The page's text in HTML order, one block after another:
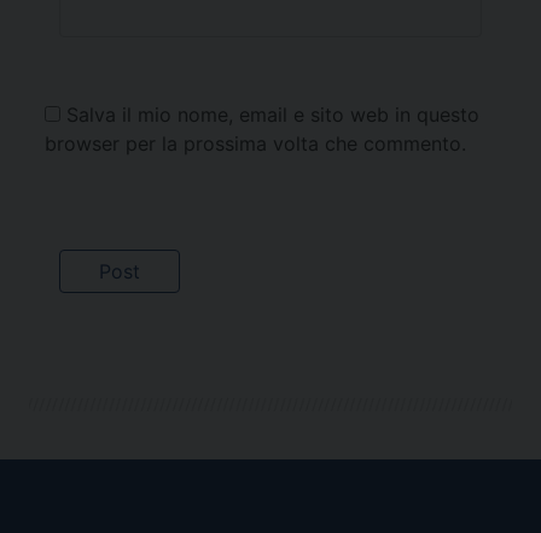
Salva il mio nome, email e sito web in questo
browser per la prossima volta che commento.